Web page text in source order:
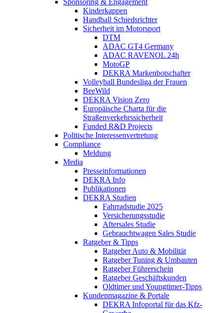
Kinderkappen
Handball Schiedsrichter
Sicherheit im Motorsport
DTM
ADAC GT4 Germany
ADAC RAVENOL 24h
MotoGP
DEKRA Markenbotschafter
Volleyball Bundesliga der Frauen
BeeWild
DEKRA Vision Zero
Europäische Charta für die
Straßenverkehrssicherheit
Funded R&D Projects
Politische Interessenvertretung
Compliance
Meldung
Media
Presseinformationen
DEKRA Info
Publikationen
DEKRA Studien
Fahrradstudie 2025
Versicherungsstudie
Aftersales Studie
Gebrauchtwagen Sales Studie
Ratgeber & Tipps
Ratgeber Auto & Mobilität
Ratgeber Tuning & Umbauten
Ratgeber Führerschein
Ratgeber Geschäftskunden
Oldtimer und Youngtimer-Tipps
Kundenmagazine & Portale
DEKRA Infoportal für das Kfz-